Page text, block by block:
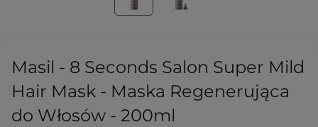
Masil - 8 Seconds Salon Super Mild
Hair Mask - Maska Regenerująca
do Włosów - 200ml